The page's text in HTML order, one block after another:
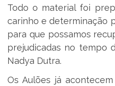
Todo o material foi
carinho e determinação
para que possamos
prejudicadas no tempo
Nadya Dutra.
Os Aulões já